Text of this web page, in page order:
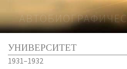
УНИВЕРСИТЕТ
1931–1932